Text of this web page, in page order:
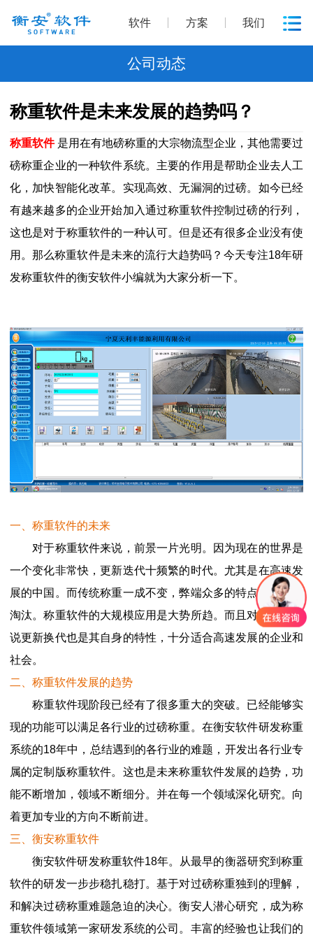
软件 方案 我们
公司动态
称重软件是未来发展的趋势吗？
称重软件 是用在有地磅称重的大宗物流型企业，其他需要过
磅称重企业的一种软件系统。主要的作用是帮助企业去人工
化，加快智能化改革。实现高效、无漏洞的过磅。如今已经
有越来越多的企业开始加入通过称重软件控制过磅的行列，
这也是对于称重软件的一种认可。但是还有很多企业没有使
用。那么称重软件是未来的流行大趋势吗？今天专注18年研
发称重软件的衡安软件小编就为大家分析一下。
一、称重软件的未来
对于称重软件来说，前景一片光明。因为现在的世界是
一个变化非常快，更新迭代十频繁的时代。尤其是在高速发
展的中国。而传统称重一成不变，弊端众多的特点势必要被
淘汰。称重软件的大规模应用是大势所趋。而且对于软件来
说更新换代也是其自身的特性，十分适合高速发展的企业和
社会。
二、称重软件发展的趋势
称重软件现阶段已经有了很多重大的突破。已经能够实
现的功能可以满足各行业的过磅称重。在衡安软件研发称重
系统的18年中，总结遇到的各行业的难题，开发出各行业专
属的定制版称重软件。这也是未来称重软件发展的趋势，功
能不断增加，领域不断细分。并在每一个领域深化研究。向
着更加专业的方向不断前进。
三、衡安称重软件
衡安软件研发称重软件18年。从最早的衡器研究到称重
软件的研发一步步稳扎稳打。基于对过磅称重独到的理解，
和解决过磅称重难题急迫的决心。衡安人潜心研究，成为称
重软件领域第一家研发系统的公司。丰富的经验也让我们的